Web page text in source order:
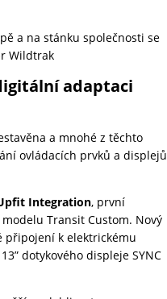
a na stánku společnosti se
Wildtrak
adaptaci
a mnohé z těchto
ovládacích prvků a displejů
Integration, první
Transit Custom. Nový
připojení k elektrickému
dotykového displeje SYNC